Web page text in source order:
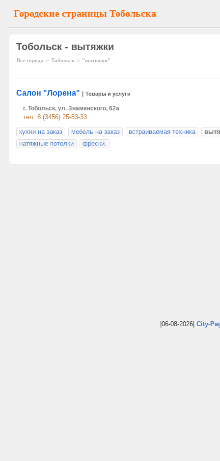
Городские страницы Тобольска
Тобольск - вытяжки
Все города » Тобольск » "вытяжки"
Салон "Лорена" Товары и услуги
г. Тобольск, ул. Знаменского, 62а
тел: 8 (3456) 25-83-33
кухни на заказ
мебель на заказ встраиваемая техника
натяжные потолки
фрески.
|06-08-2026| City-